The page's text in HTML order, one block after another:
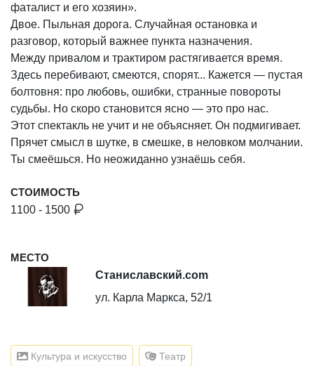
фаталист и его хозяин».
Двое. Пыльная дорога. Случайная остановка и
разговор, который важнее пункта назначения.
Между привалом и трактиром растягивается время.
Здесь перебивают, смеются, спорят... Кажется — пустая
болтовня: про любовь, ошибки, странные повороты
судьбы. Но скоро становится ясно — это про нас.
Этот спектакль не учит и не объясняет. Он подмигивает.
Прячет смысл в шутке, в смешке, в неловком молчании.
Ты смеёшься. Но неожиданно узнаёшь себя.
СТОИМОСТЬ
1100 - 1500
МЕСТО
Станиславский.com
ул. Карла Маркса, 52/1
Культура и искусство Театр